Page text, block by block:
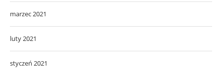
marzec 2021
luty 2021
styczeń 2021